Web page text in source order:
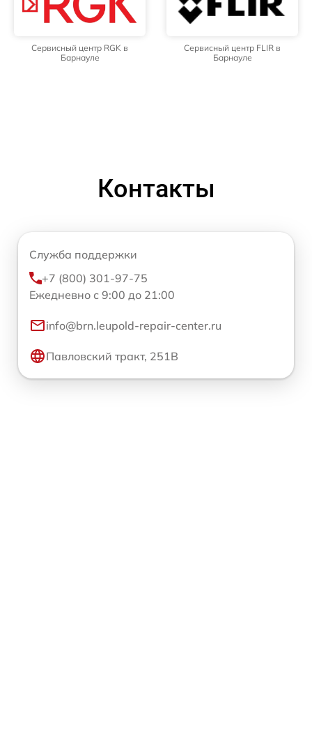
Сервисный центр RGK в
Барнауле
Сервисный центр FLIR в
Барнауле
Контакты
Служба поддержки
+7 (800) 301-97-75
Ежедневно с 9:00 до 21:00
info@brn.leupold-repair-center.ru
Павловский тракт, 251В